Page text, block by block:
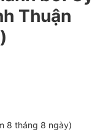
Thuận
8 tháng 8 ngày)